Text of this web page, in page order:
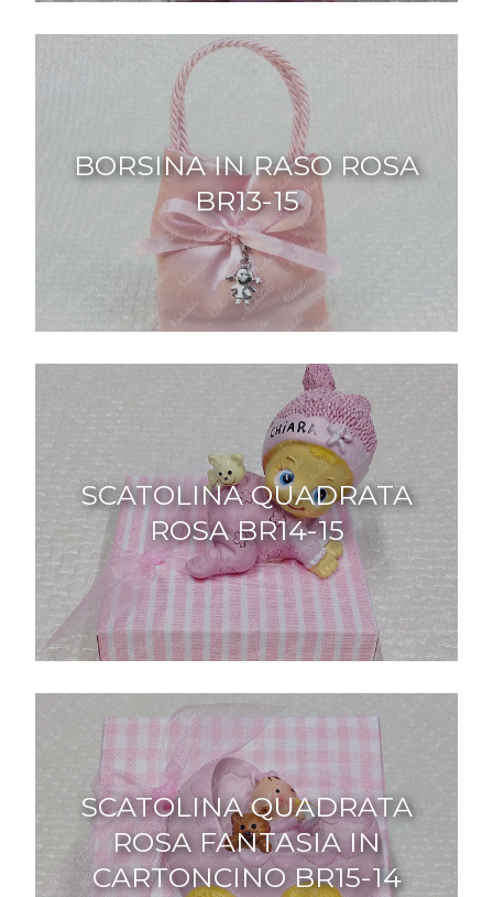
BORSINA IN RASO ROSA
BR13-15
SCATOLINA QUADRATA
ROSA BR14-15
SCATOLINA QUADRATA
ROSA FANTASIA IN
CARTONCINO BR15-14